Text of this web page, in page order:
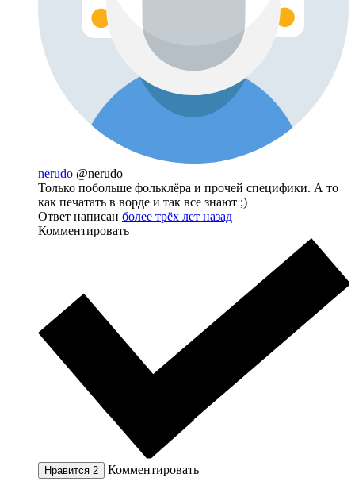
nerudo @nerudo
Только побольше фольклёра и прочей специфики. А то
как печатать в ворде и так все знают ;)
Ответ написан более трёх лет назад
Комментировать
Нравится 2 Комментировать